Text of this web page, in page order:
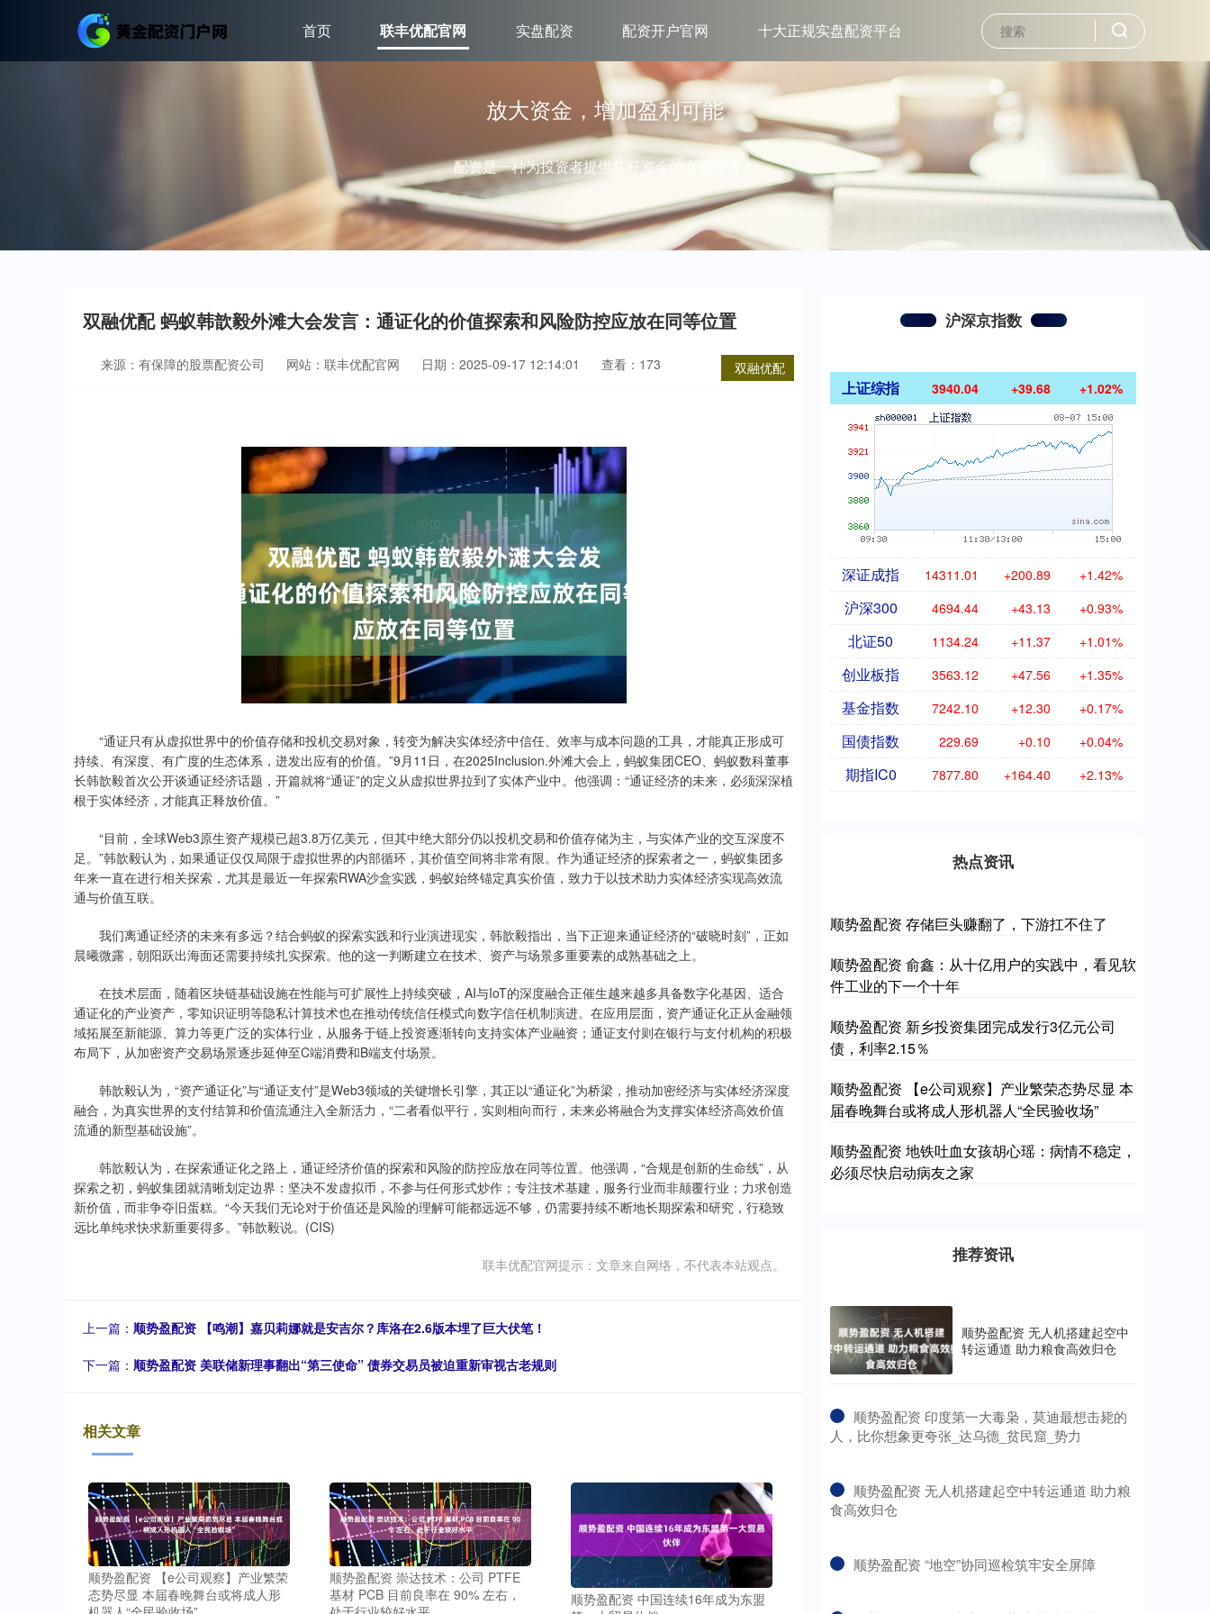
首页 联丰优配官网 实盘配资 配资开户官网 十大正规实盘配资平台
放大资金，增加盈利可能
配资是一种为投资者提供杠杆资金的金融服务！
双融优配 蚂蚁韩歆毅外滩大会发言：通证化的价值探索和风险防控应放在同等位置
双融优配
来源：有保障的股票配资公司 网站：联丰优配官网 日期：2025-09-17 12:14:01 查看：173
“通证只有从虚拟世界中的价值存储和投机交易对象，转变为解决实体经济中信任、效率与成本问题的工具，才能真正形成可
持续、有深度、有广度的生态体系，迸发出应有的价值。”9月11日，在2025Inclusion.外滩大会上，蚂蚁集团CEO、蚂蚁数科董事
长韩歆毅首次公开谈通证经济话题，开篇就将“通证”的定义从虚拟世界拉到了实体产业中。他强调：“通证经济的未来，必须深深植
根于实体经济，才能真正释放价值。”
“目前，全球Web3原生资产规模已超3.8万亿美元，但其中绝大部分仍以投机交易和价值存储为主，与实体产业的交互深度不
足。”韩歆毅认为，如果通证仅仅局限于虚拟世界的内部循环，其价值空间将非常有限。作为通证经济的探索者之一，蚂蚁集团多
年来一直在进行相关探索，尤其是最近一年探索RWA沙盒实践，蚂蚁始终锚定真实价值，致力于以技术助力实体经济实现高效流
通与价值互联。
我们离通证经济的未来有多远？结合蚂蚁的探索实践和行业演进现实，韩歆毅指出，当下正迎来通证经济的“破晓时刻”，正如
晨曦微露，朝阳跃出海面还需要持续扎实探索。他的这一判断建立在技术、资产与场景多重要素的成熟基础之上。
在技术层面，随着区块链基础设施在性能与可扩展性上持续突破，AI与IoT的深度融合正催生越来越多具备数字化基因、适合
通证化的产业资产，零知识证明等隐私计算技术也在推动传统信任模式向数字信任机制演进。在应用层面，资产通证化正从金融领
域拓展至新能源、算力等更广泛的实体行业，从服务于链上投资逐渐转向支持实体产业融资；通证支付则在银行与支付机构的积极
布局下，从加密资产交易场景逐步延伸至C端消费和B端支付场景。
韩歆毅认为，“资产通证化”与“通证支付”是Web3领域的关键增长引擎，其正以“通证化”为桥梁，推动加密经济与实体经济深度
融合，为真实世界的支付结算和价值流通注入全新活力，“二者看似平行，实则相向而行，未来必将融合为支撑实体经济高效价值
流通的新型基础设施”。
韩歆毅认为，在探索通证化之路上，通证经济价值的探索和风险的防控应放在同等位置。他强调，“合规是创新的生命线”，从
探索之初，蚂蚁集团就清晰划定边界：坚决不发虚拟币，不参与任何形式炒作；专注技术基建，服务行业而非颠覆行业；力求创造
新价值，而非争夺旧蛋糕。“今天我们无论对于价值还是风险的理解可能都远远不够，仍需要持续不断地长期探索和研究，行稳致
远比单纯求快求新重要得多。”韩歆毅说。(CIS)
联丰优配官网提示：文章来自网络，不代表本站观点。
上一篇： 顺势盈配资 【鸣潮】嘉贝莉娜就是安吉尔？库洛在2.6版本埋了巨大伏笔！
下一篇： 顺势盈配资 美联储新理事翻出“第三使命” 债券交易员被迫重新审视古老规则
相关文章
顺势盈配资 【e公司观察】产业繁荣
态势尽显 本届春晚舞台或将成人形
顺势盈配资 崇达技术：公司 PTFE
基材 PCB 目前良率在 90% 左右，
顺势盈配资 中国连续16年成为东盟
沪深京指数
上证综指 3940.04 +39.68 +1.02%
深证成指 14311.01 +200.89 +1.42%
沪深300 4694.44 +43.13 +0.93%
北证50 1134.24 +11.37 +1.01%
创业板指 3563.12 +47.56 +1.35%
基金指数 7242.10 +12.30 +0.17%
国债指数 229.69 +0.10 +0.04%
期指IC0 7877.80 +164.40 +2.13%
热点资讯
顺势盈配资 存储巨头赚翻了，下游扛不住了
顺势盈配资 俞鑫：从十亿用户的实践中，看见软
件工业的下一个十年
顺势盈配资 新乡投资集团完成发行3亿元公司
债，利率2.15％
顺势盈配资 【e公司观察】产业繁荣态势尽显 本
届春晚舞台或将成人形机器人“全民验收场”
顺势盈配资 地铁吐血女孩胡心瑶：病情不稳定，
必须尽快启动病友之家
推荐资讯
顺势盈配资 无人机搭建起空中
转运通道 助力粮食高效归仓
​顺势盈配资 印度第一大毒枭，莫迪最想击毙的
人，比你想象更夸张_达乌德_贫民窟_势力
​顺势盈配资 无人机搭建起空中转运通道 助力粮
食高效归仓
​顺势盈配资 “地空”协同巡检筑牢安全屏障